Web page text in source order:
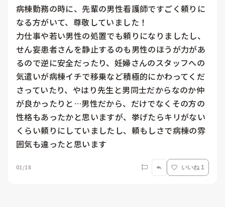
病棟勤務の時に、先輩の男性看護師ですごく頼りに
なる方がいて、尊敬していました！
力仕事や若い男性の処置でも頼りになりましたし、
せん妄患者さんを静止するのも男性のほうが力があ
るので逆に安全だったり、妊婦さんのスタッフへの
気遣いが病棟イチで移乗など積極的にかわってくだ
さっていたり、やはり先生と男同士だからなのか仲
が良かったりと…男性だから、だけでなくその方の
性格もあったかと思いますが、挙げたらキリがない
くらい頼りにしていましたし、頼もしさで病棟の雰
囲気も違ったと思います
01/18 いいね 1